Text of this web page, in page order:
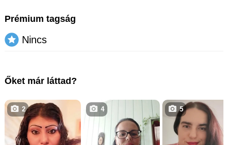
Prémium tagság
Nincs
Őket már láttad?
2 4 5